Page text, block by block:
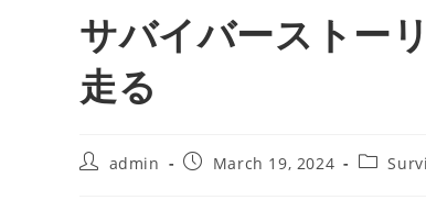
サバイバーストー
走る
Postadmin
PostMarch 19, 2024
Post